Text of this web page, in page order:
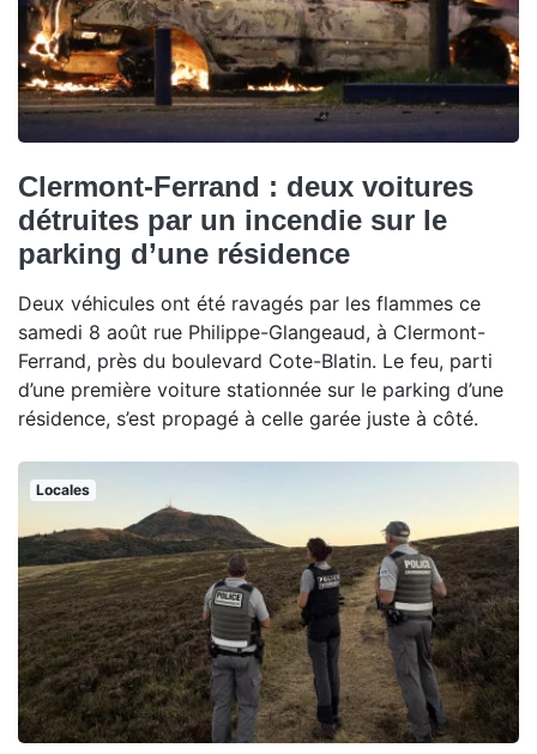
Clermont-Ferrand : deux voitures
détruites par un incendie sur le
parking d’une résidence
Deux véhicules ont été ravagés par les flammes ce
samedi 8 août rue Philippe-Glangeaud, à Clermont-
Ferrand, près du boulevard Cote-Blatin. Le feu, parti
d’une première voiture stationnée sur le parking d’une
résidence, s’est propagé à celle garée juste à côté.
Locales